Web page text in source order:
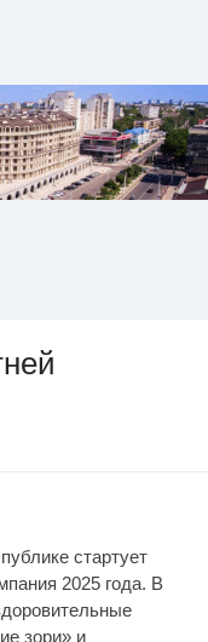
стартует
2025 года. В
зори» и